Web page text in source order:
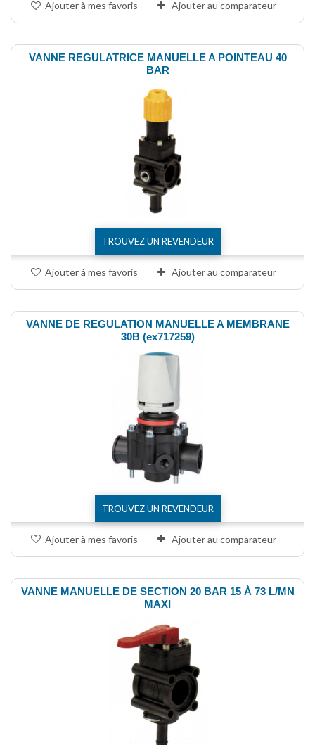
Ajouter à mes favoris Ajouter au comparateur
VANNE REGULATRICE MANUELLE A POINTEAU 40
BAR
TROUVEZ UN REVENDEUR
Ajouter à mes favoris Ajouter au comparateur
VANNE DE REGULATION MANUELLE A MEMBRANE
30B (ex717259)
TROUVEZ UN REVENDEUR
Ajouter à mes favoris Ajouter au comparateur
VANNE MANUELLE DE SECTION 20 BAR 15 À 73 L/MN
MAXI